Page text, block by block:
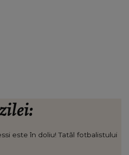
este în doliu! Tatăl fotbalistului